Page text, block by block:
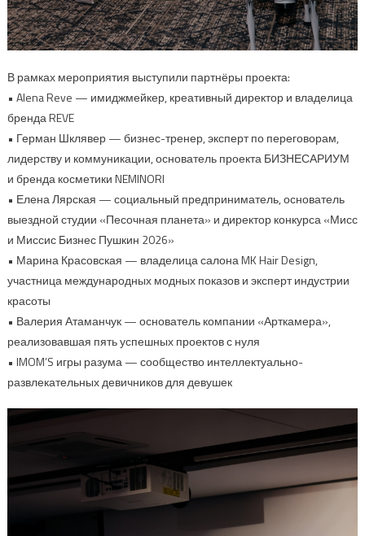
В рамках мероприятия выступили партнёры проекта:
• Alena Reve — имиджмейкер, креативный директор и владелица
бренда REVE
• Герман Шклявер — бизнес-тренер, эксперт по переговорам,
лидерству и коммуникации, основатель проекта БИЗНЕСАРИУМ
и бренда косметики NEMINORI
• Елена Лярская — социальный предприниматель, основатель
выездной студии «Песочная планета» и директор конкурса «Мисс
и Миссис Бизнес Пушкин 2026»
• Марина Красовская — владелица салона MK Hair Design,
участница международных модных показов и эксперт индустрии
красоты
• Валерия Атаманчук — основатель компании «Арткамера»,
реализовавшая пять успешных проектов с нуля
• IMOM’S игры разума — сообщество интеллектуально-
развлекательных девичников для девушек